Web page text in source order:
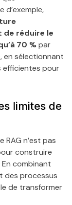
d’exemple,
de réduire le
70 %par
en sélectionnant
efficientes pour
limites de
n’est pas
construire
combinant
des processus
de transformer